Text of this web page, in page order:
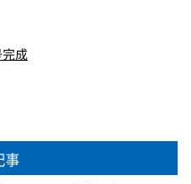
完成
事